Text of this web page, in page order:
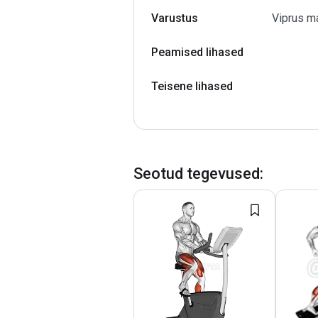
Varustus Viprus
Peamised lihased
Teisene lihased
Seotud tegevused: